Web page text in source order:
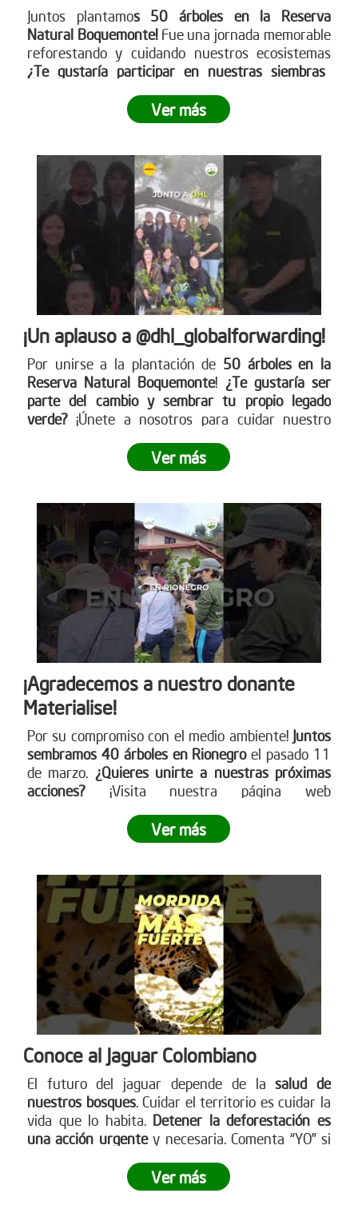
Juntos plantamos 50 árboles en la Reserva
Natural Boquemonte!Fue una jornada memorable
reforestando y cuidando nuestros ecosistemas
¿Te gustaría participar en nuestras siembras
¡Unámonos por un futuro más verde!
Ver más
¡Un aplauso a @dhl_globalforwarding!
Por unirse a la plantación de 50 árboles en la
Reserva Natural Boquemonte! ¿Te gustaría ser
parte del cambio y sembrar tu propio legado
verde?¡Únete a nosotros para cuidar nuestro
www.reddearboles.orgVer más
¡Agradecemos a nuestro donante
Materialise!
Por su compromiso con el medio ambiente! Juntos
sembramos 40 árboles en Rionegroel pasado 11
de marzo. ¿Quieres unirte a nuestras próximas
acciones?¡Visita nuestra página web
Ver más
Conoce al Jaguar Colombiano
El futuro del jaguar depende de lasalud de
nuestros bosques. Cuidar el territorio es cuidar la
vida que lo habita.Detener la deforestación es
una acción urgentey necesaria. Comenta “YO” si
www.reddearboles.orgVer más